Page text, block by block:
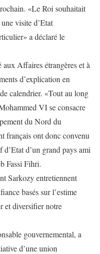
«Le Roi souhaitait
visite d’Etat
a déclaré le
Affaires étrangères et à
d’explication en
calendrier. «Tout au long
VI se consacre
du Nord du
français ont donc convenu
d’un grand pays ami
Fassi Fihri.
Sarkozy entretiennent
basés sur l’estime
et diversifier notre
gouvernemental, a
d’une union